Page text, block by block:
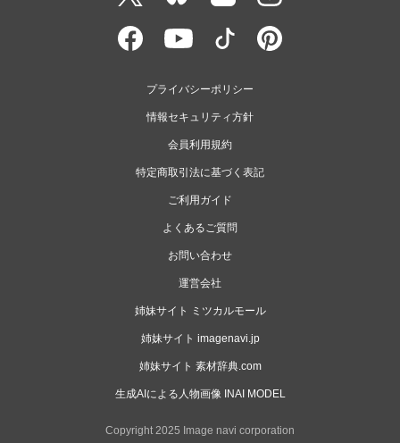
プライバシーポリシー
情報セキュリティ方針
会員利用規約
特定商取引法に基づく表記
ご利用ガイド
よくあるご質問
お問い合わせ
運営会社
姉妹サイト ミツカルモール
姉妹サイト imagenavi.jp
姉妹サイト 素材辞典.com
生成AIによる人物画像 INAI MODEL
Copyright 2025 Image navi corporation